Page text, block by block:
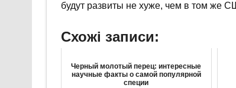
будут развиты не хуже, чем в том же
Схожі записи:
Черный молотый перец: интересные
научные факты о самой популярной
специи